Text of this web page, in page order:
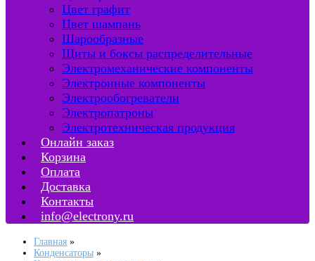
Цвет графит
Цвет шампань
Шарообразные
Щиты и боксы распределительные
Электромеханические компоненты
Электронные компоненты
Электрообогреватели
Электропатроны
Электротехническая продукция
Онлайн заказ
Корзина
Оплата
Доставка
Контакты
info@electrony.ru
Главная
Конденсаторы